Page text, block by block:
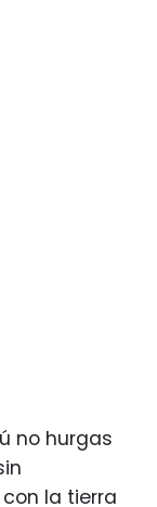
no hurgas
la tierra